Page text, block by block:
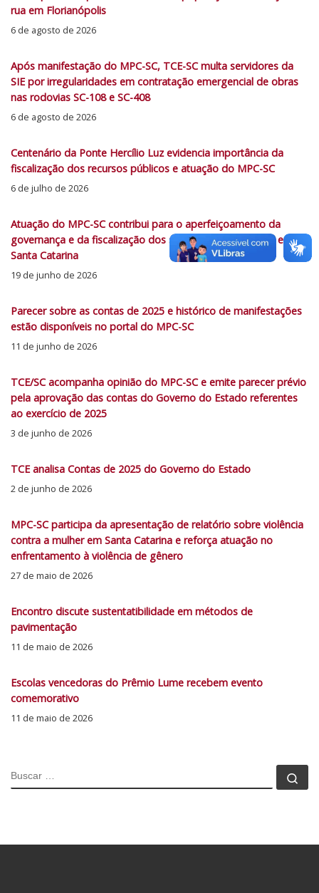
rua em Florianópolis
6 de agosto de 2026
Após manifestação do MPC-SC, TCE-SC multa servidores da
SIE por irregularidades em contratação emergencial de obras
nas rodovias SC-108 e SC-408
6 de agosto de 2026
Centenário da Ponte Hercílio Luz evidencia importância da
fiscalização dos recursos públicos e atuação do MPC-SC
6 de julho de 2026
Atuação do MPC-SC contribui para o aperfeiçoamento da
governança e da fiscalização dos serviços de habilitação em
Santa Catarina
19 de junho de 2026
Parecer sobre as contas de 2025 e histórico de manifestações
estão disponíveis no portal do MPC-SC
11 de junho de 2026
TCE/SC acompanha opinião do MPC-SC e emite parecer prévio
pela aprovação das contas do Governo do Estado referentes
ao exercício de 2025
3 de junho de 2026
TCE analisa Contas de 2025 do Governo do Estado
2 de junho de 2026
MPC-SC participa da apresentação de relatório sobre violência
contra a mulher em Santa Catarina e reforça atuação no
enfrentamento à violência de gênero
27 de maio de 2026
Encontro discute sustentatibilidade em métodos de
pavimentação
11 de maio de 2026
Escolas vencedoras do Prêmio Lume recebem evento
comemorativo
11 de maio de 2026
BUSCAR